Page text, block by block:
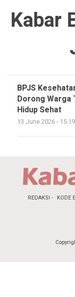
Kabar
BPJS
Dorong Warga
Hidup Sehat
13 June 2026 -
REDAKSI KODE